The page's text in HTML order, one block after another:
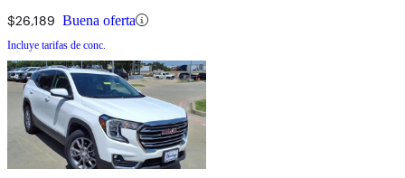
$26,189 Buena oferta
Incluye tarifas de conc.